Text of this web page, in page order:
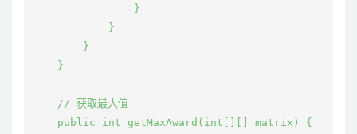
                }
            }
        }
    }
    // 获取最大值
    public int getMaxAward(int[][] matrix) {